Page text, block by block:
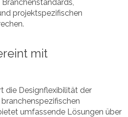
projektspezifischen
mit
die Designflexibilität der
umfassende Lösungen über